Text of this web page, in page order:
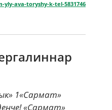
ava-toryshy-k-tel-5831746
1«Сармат»
«Сармат»